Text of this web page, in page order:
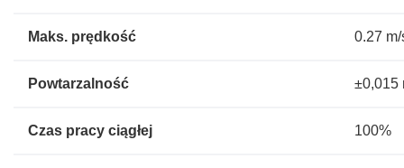
Maks. prędkość 0.27 m/
Powtarzalność ±0,015
Czas pracy ciągłej 100%